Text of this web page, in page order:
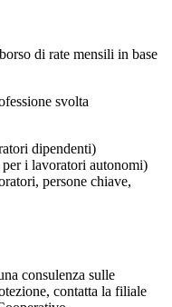
di rate mensili in base
svolta
dipendenti)
i lavoratori autonomi)
persone chiave,
consulenza sulle
contatta la filiale